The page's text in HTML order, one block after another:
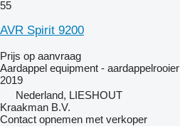
55
AVR Spirit 9200
Prijs op aanvraag
Aardappel equipment - aardappelrooier
2019
Nederland, LIESHOUT
Kraakman B.V.
Contact opnemen met verkoper